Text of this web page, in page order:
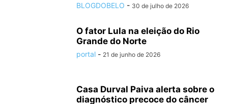
BLOGDOBELO - 30 de julho de 2026
O fator Lula na eleição do Rio
Grande do Norte
portal - 21 de junho de 2026
Casa Durval Paiva alerta sobre o
diagnóstico precoce do câncer